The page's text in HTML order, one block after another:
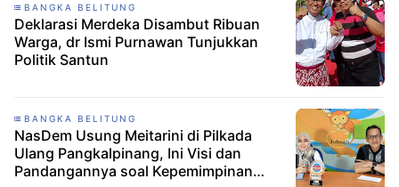
BANGKA BELITUNG
Deklarasi Merdeka Disambut Ribuan
Warga, dr Ismi Purnawan Tunjukkan
Politik Santun
BANGKA BELITUNG
NasDem Usung Meitarini di Pilkada
Ulang Pangkalpinang, Ini Visi dan
Pandangannya soal Kepemimpinan